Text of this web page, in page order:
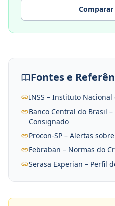
Fontes e
INSS – Instituto Nacional
Banco Central do Brasil –
Consignado
Procon-SP – Alertas
Febraban – Normas do
Serasa Experian – Perfil